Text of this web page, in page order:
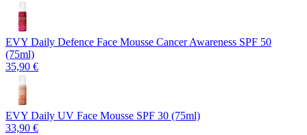
EVY Daily Defence Face Mousse Cancer Awareness SPF 50
(75ml)
35,90 €
EVY Daily UV Face Mousse SPF 30 (75ml)
33,90 €